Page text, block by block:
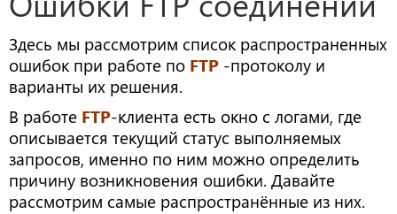
Здесь мы рассмотрим список распространенных
ошибок при работе по FTP -протоколу и
варианты их решения.
В работе FTP-клиента есть окно с логами, где
описывается текущий статус выполняемых
запросов, именно по ним можно определить
причину возникновения ошибки. Давайте
рассмотрим самые распространённые из них.